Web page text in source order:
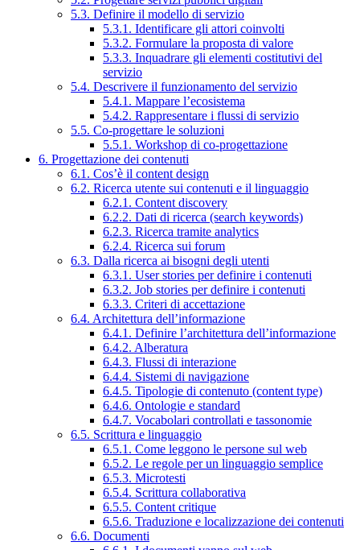
5.3. Definire il modello di servizio
5.3.1. Identificare gli attori coinvolti
5.3.2. Formulare la proposta di valore
5.3.3. Inquadrare gli elementi costitutivi del
servizio
5.4. Descrivere il funzionamento del servizio
5.4.1. Mappare l’ecosistema
5.4.2. Rappresentare i flussi di servizio
5.5. Co-progettare le soluzioni
5.5.1. Workshop di co-progettazione
6. Progettazione dei contenuti
6.1. Cos’è il content design
6.2. Ricerca utente sui contenuti e il linguaggio
6.2.1. Content discovery
6.2.2. Dati di ricerca (search keywords)
6.2.3. Ricerca tramite analytics
6.2.4. Ricerca sui forum
6.3. Dalla ricerca ai bisogni degli utenti
6.3.1. User stories per definire i contenuti
6.3.2. Job stories per definire i contenuti
6.3.3. Criteri di accettazione
6.4. Architettura dell’informazione
6.4.1. Definire l’architettura dell’informazione
6.4.2. Alberatura
6.4.3. Flussi di interazione
6.4.4. Sistemi di navigazione
6.4.5. Tipologie di contenuto (content type)
6.4.6. Ontologie e standard
6.4.7. Vocabolari controllati e tassonomie
6.5. Scrittura e linguaggio
6.5.1. Come leggono le persone sul web
6.5.2. Le regole per un linguaggio semplice
6.5.3. Microtesti
6.5.4. Scrittura collaborativa
6.5.5. Content critique
6.5.6. Traduzione e localizzazione dei contenuti
6.6. Documenti